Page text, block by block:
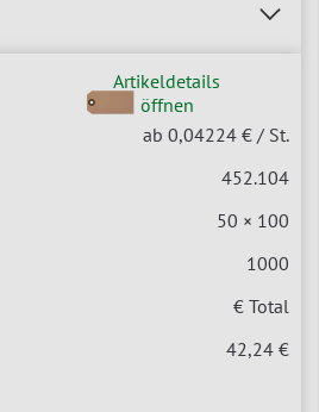
Artikeldetails
öffnen
ab 0,04224 € / St.
452.104
50 × 100
1000
€ Total
42,24 €